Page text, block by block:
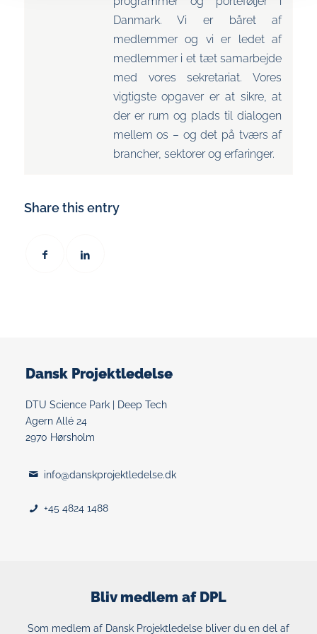
Danmark. Vi er båret af
medlemmer og vi er ledet af
medlemmer i et tæt samarbejde
med vores sekretariat. Vores
vigtigste opgaver er at sikre, at
der er rum og plads til dialogen
mellem os – og det på tværs af
brancher, sektorer og erfaringer.
Share this entry
Dansk Projektledelse
DTU Science Park | Deep Tech
Agern Allé 24
2970 Hørsholm
info@danskprojektledelse.dk
+45 4824 1488
Bliv medlem af DPL
Som medlem af Dansk Projektledelse bliver du en del af